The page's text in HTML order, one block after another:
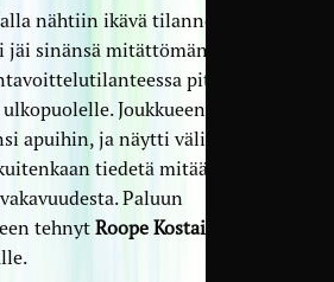
nähtiin ikävä tilanne, kun
jäi sinänsä mitättömän
pitämään
Joukkueenjohtaja
apuihin, ja näytti välittömästi
tiedetä mitään
Paluun
tehnyt Roope Kostainen